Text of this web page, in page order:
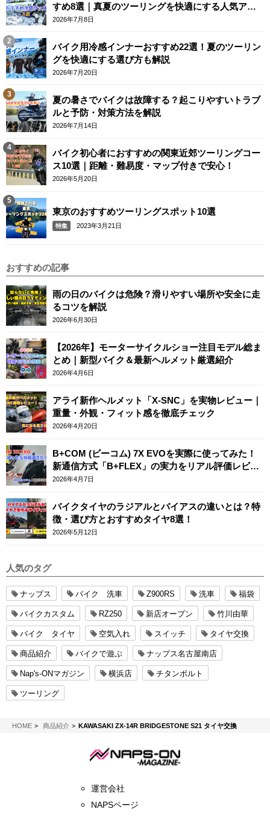
すめ8選｜真夏のツーリングを快適にする人気アイ
テム
2026年7月8日
バイク用冷感インナーおすすめ22選！夏のツーリン
グを快適にする選び方も解説
2026年7月20日
夏の暑さでバイクは故障する？起こりやすいトラブ
ルと予防・対策方法を解説
2026年7月14日
バイク初心者におすすめの関東近郊ツーリングコー
ス10選｜距離・難易度・マップ付きで安心！
2026年5月20日
東京のおすすめツーリングスポット10選
特集 2023年3月21日
おすすめの記事
雨の日のバイクは危険？滑りやすい場所や安全に走
るコツを解説
2026年6月30日
【2026年】モーターサイクルショー注目モデル総ま
とめ｜新型バイク＆最新ヘルメット厳選紹介
2026年4月6日
アライ新作ヘルメット「X-SNC」を実物レビュー｜
重量・外観・フィット感を徹底チェック
2026年4月20日
B+COM (ビーコム) 7X EVOを実際に使ってみた！
新通信方式「B+FLEX」の実力をリアル評価レビュ
ー
2026年4月7日
バイクタイヤのラジアルとバイアスの違いとは？特
徴・選び方とおすすめタイヤ8選！
2026年5月12日
人気のタグ
ナップス バイク 洗車 Z900RS 洗車 福袋
バイクカスタム RZ250 新店オープン 竹川由華
バイク タイヤ 空気入れ スイッチ タイヤ交換
商品紹介 バイクで遊ぶ ナップス名古屋南店
Nap's-ONマガジン 横浜店 チタンボルト
ツーリング
HOMENAPS-ON マガジン
商品紹介 KAWASAKI ZX-14R BRIDGESTONE S21 タイヤ交換
運営会社
NAPSページ